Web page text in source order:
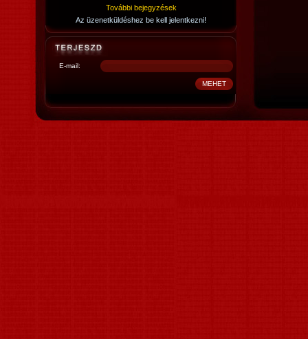
További bejegyzések
Az üzenetküldéshez be kell jelentkezni!
E-mail: